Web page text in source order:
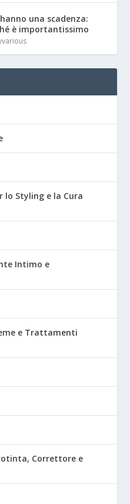
una scadenza:
è importantissimo
lo Styling e la Cura
Intimo e
e Trattamenti
Correttore e